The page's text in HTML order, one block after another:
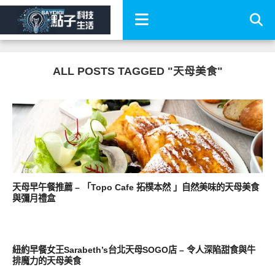
ALL POSTS TAGGED "天母美食"
好好吃
天母早午餐推薦 – 「Topo Cafe 拓樸本然 」自然美味的天母美食
與彌月禮盒
紐約早餐女王Sarabeth’s台北天母SOGO店 – 令人深陷甜食與牛
排魔力的天母美食